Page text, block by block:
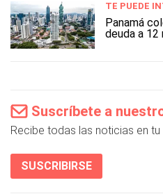
TE PUEDE
Panamá
deuda a 12
Suscríbete a
Recibe todas las noticias en tu
SUSCRIBIRSE